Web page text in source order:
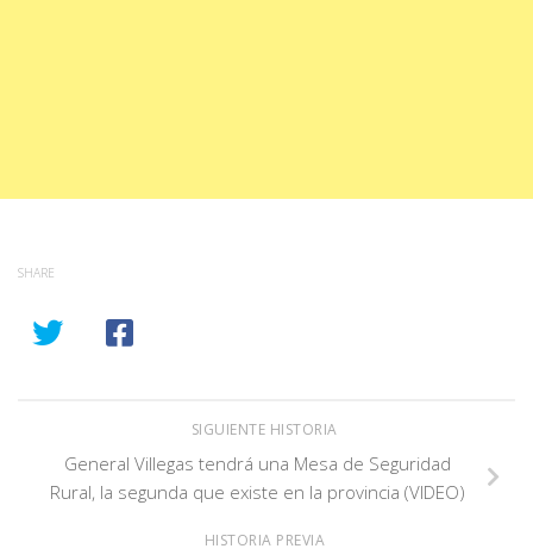
SHARE
SIGUIENTE HISTORIA
General Villegas tendrá una Mesa de Seguridad
Rural, la segunda que existe en la provincia (VIDEO)
HISTORIA PREVIA